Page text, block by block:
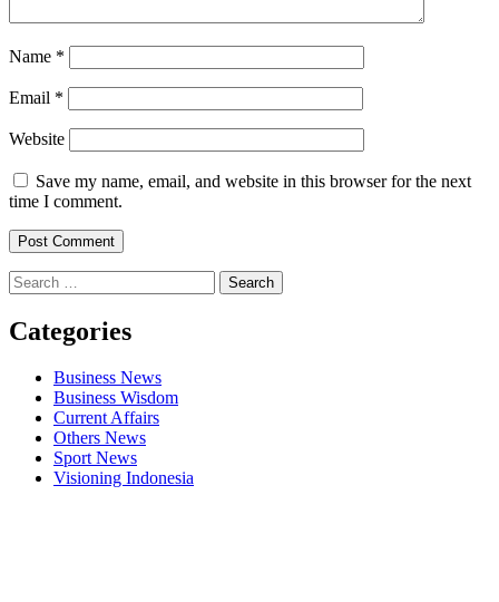
Name *
Email *
Website
Save my name, email, and website in this browser for the next
time I comment.
Search
for:
Categories
Business News
Business Wisdom
Current Affairs
Others News
Sport News
Visioning Indonesia